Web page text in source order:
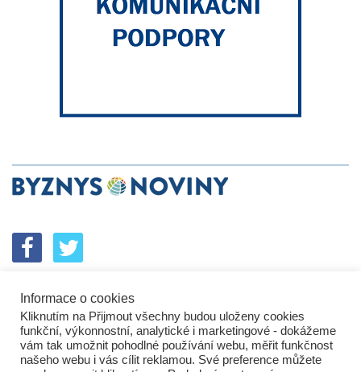
SPOLUPRÁCE PODPORA
ENERGETICKÝ SROVNÁVAČ
KORPORÁTNÍ BROUCI
PROBLÉMY FIREM
KOMUNIKAČNÍ PŘEŠLAPY
NEJHORŠÍ FIRMY
NEJLEPŠÍ FIRMY
IN&S PROJEKTY
Informace o cookies
Kliknutím na Přijmout všechny budou uloženy cookies
funkční, výkonnostní, analytické i marketingové - dokážeme
vám tak umožnit pohodlné používání webu, měřit funkčnost
našeho webu i vás cílit reklamou. Své preference můžete